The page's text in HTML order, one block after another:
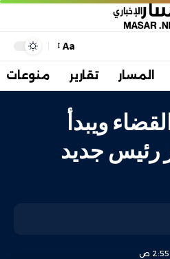
Aa
المسار تقارير منوعات
ويبدأ
رئيس جديد